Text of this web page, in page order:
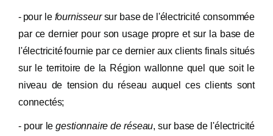
- pour le fournisseursur base de l'électricité consommée
par ce dernier pour son usage propre et sur la base de
l'électricité fournie par ce dernier aux clients finals situés
sur le territoire de la Région wallonne quel que soit le
niveau de tension du réseau auquel ces clients sont
connectés;
- pour legestionnaire de réseau, sur base de l'électricité